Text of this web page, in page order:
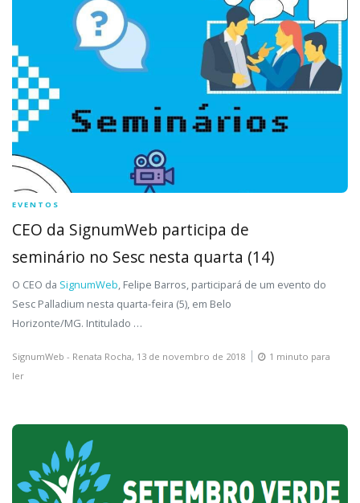
EVENTOS
CEO da SignumWeb participa de
seminário no Sesc nesta quarta (14)
O CEO da SignumWeb, Felipe Barros, participará de um evento do
Sesc Palladium nesta quarta-feira (5), em Belo
Horizonte/MG. Intitulado …
SignumWeb - Renata Rocha, 13 de novembro de 2018
1 minuto para
ler